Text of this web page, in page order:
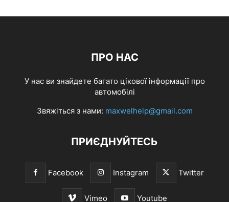
ПРО НАС
У нас ви знайдете багато цікової інформації про
автомобілі
Звяжіться з нами: maxwelhelp@gmail.com
ПРИЄДНУЙТЕСЬ
Facebook Instagram Twitter
Vimeo Youtube